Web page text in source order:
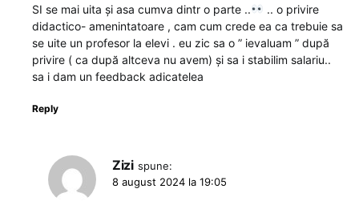
SI se mai uita și asa cumva dintr o parte ..
.. o privire
didactico- amenintatoare , cam cum crede ea ca trebuie sa
se uite un profesor la elevi . eu zic sa o ” ievaluam ” după
privire ( ca după altceva nu avem) și sa i stabilim salariu..
sa i dam un feedback adicatelea
Reply
Zizi spune:
8 august 2024 la 19:05